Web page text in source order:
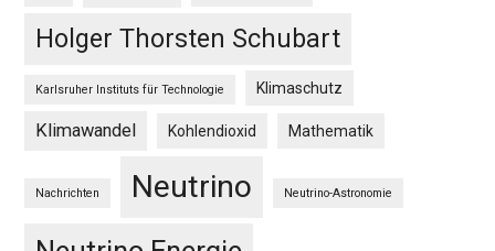
Holger Thorsten Schubart
Karlsruher Instituts für Technologie Klimaschutz
Klimawandel Kohlendioxid Mathematik
Nachrichten Neutrino Neutrino-Astronomie